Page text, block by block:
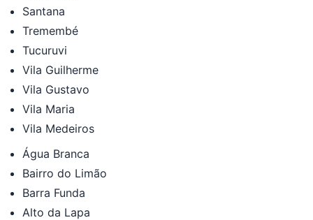
Santana
Tremembé
Tucuruvi
Vila Guilherme
Vila Gustavo
Vila Maria
Vila Medeiros
Água Branca
Bairro do Limão
Barra Funda
Alto da Lapa